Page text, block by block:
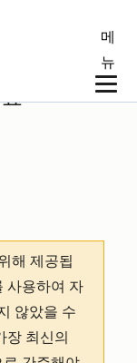
메
뉴
해 제공됩
사용하여 자
않았을 수
장 최신의